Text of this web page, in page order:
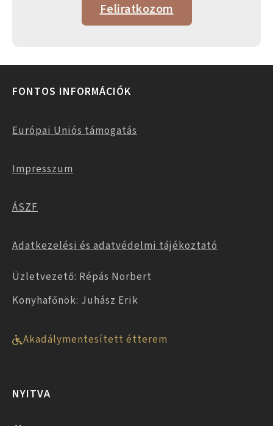
Feliratkozom
FONTOS INFORMÁCIÓK
Európai Uniós támogatás
Impresszum
ÁSZF
Adatkezelési és adatvédelmi tájékoztató
Üzletvezető: Répás Norbert
Konyhafőnök: Juhász Erik
Akadálymentesített étterem
NYITVA